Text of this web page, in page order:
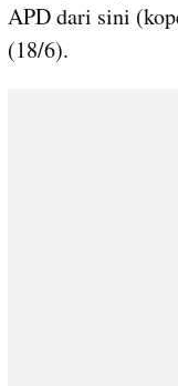
APD dari sini
(18/6).